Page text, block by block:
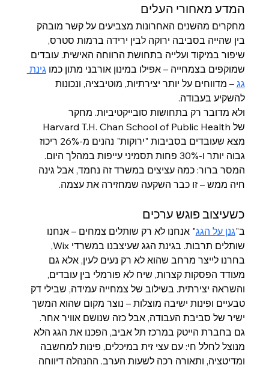
המדע מאחורי העלים
מחקרים מהשנים האחרונות מצביעים על קשר מובהק
בין שהייה בסביבה ירוקה לבין ירידה ברמות סטרס,
שיפור במיקוד ועלייה בתחושת הרווחה האישית. עובדים
שמוקפים בצמחייה – אפילו במינון אורבני מתון כמו גינת
גג – מדווחים על יותר יצירתיות, מוטיבציה, ונכונות
להשקיע בעבודה.
ולא מדובר רק בתחושות סובייקטיביות. מחקר
מצא שעובדים בסביבות "ירוקות" נהנים מ-26% ריכוז
גבוה יותר ו-30% פחות תסמיני עייפות במהלך היום.
המסר ברור: כמה עציצים במשרד זה נחמד, אבל גינה
חיה ממש – זו כבר השקעה שמחזירה את עצמה.
כשעיצוב פוגש ערכים
ב"גנן על הגג" אנחנו לא רק שותלים צמחים – אנחנו
שותלים תרבות. בגינת הגג שעיצבנו במשרדי Wix,
בחרנו לייצר מרחב שהוא לא רק נעים לעין, אלא גם
מעודד הפסקות קצרות, שיח לא פורמלי בין עובדים,
והשראה יצירתית. בשילוב של צמחייה עמידה, שבילי דק
טבעיים ופינות ישיבה מוצלות – נוצר מקום שהוא המשך
ישיר של סביבת העבודה, אבל כזה שנושם אוויר אחר.
גם בחברת הייטק במרכז תל אביב, הפכנו את הגג הלא
מנוצל לחלל חי: עם עצי זית במיכלים, פינות למחשבה
ומדיטציה, ותאורה רכה לשעות הערב. ההנהלה דיווחה